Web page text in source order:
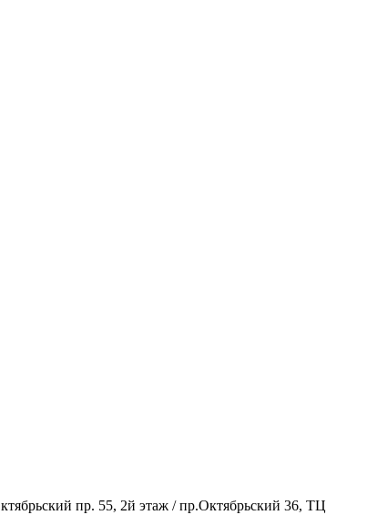
пр. 55, 2й этаж / пр.Октябрьский 36, ТЦ